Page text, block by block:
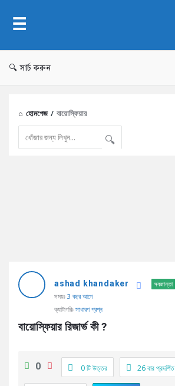
সার্চ করুন
হোমপেজ / বায়োস্ফিয়ার
AddaBuzz.net
Latest
ashad khandaker
সবজান্তা
সময়ঃ 3 বছর আগে
ক্যাটাগরিঃ সাধারণ প্রশ্ন
বায়োস্ফিয়ার রিজার্ভ কী ?
0 0 টি উত্তর 26বার প্রদর্শিত